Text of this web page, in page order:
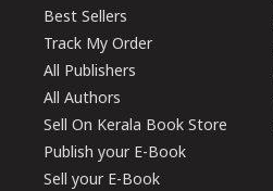
Best Sellers
Track My Order
All Publishers
All Authors
Sell On Kerala Book Store
Publish your E-Book
Sell your E-Book